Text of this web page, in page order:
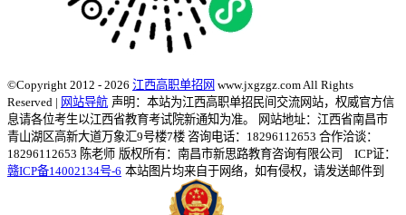
©Copyright 2012 - 2026 江西高职单招网 www.jxgzgz.com All Rights
Reserved | 网站导航 声明：本站为江西高职单招民间交流网站，权威官方信
息请各位考生以江西省教育考试院新通知为准。
网站地址：江西省南昌市
青山湖区高新大道万象汇9号楼7楼 咨询电话：18296112653 合作洽谈：
18296112653 陈老师 版权所有：南昌市新思路教育咨询有限公司 ICP证：
赣ICP备14002134号-6 本站图片均来自于网络，如有侵权，请发送邮件到